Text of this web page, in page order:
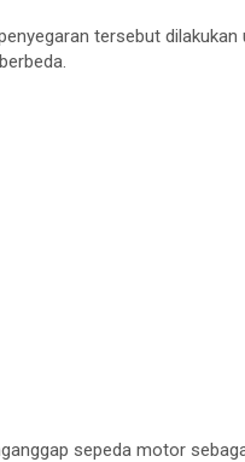
tersebut dilakukan
sepeda motor